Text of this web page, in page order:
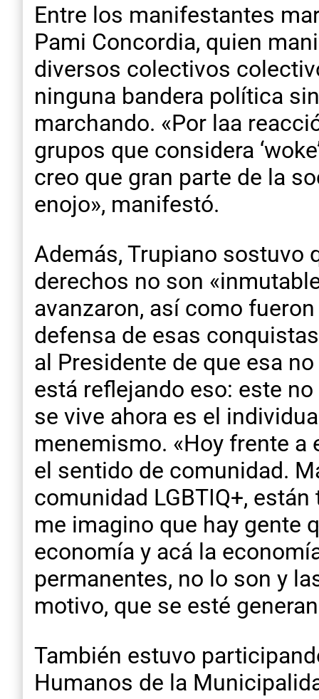
Entre los manifestantes
Pami Concordia, quien
diversos colectivos
ninguna bandera política
marchando. «Por laa
grupos que considera
creo que gran parte de la
enojo», manifestó.
Además, Trupiano sostuvo
derechos no son
avanzaron, así como
defensa de esas
al Presidente de que esa
está reflejando eso: este
se vive ahora es el
menemismo. «Hoy frente a
el sentido de comunidad.
comunidad LGBTIQ+,
me imagino que hay gente
economía y acá la
permanentes, no lo son y
motivo, que se esté
También estuvo
Humanos de la